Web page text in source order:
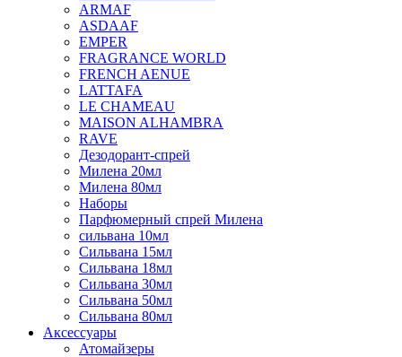
ARMAF
ASDAAF
EMPER
FRAGRANCE WORLD
FRENCH AENUE
LATTAFA
LE CHAMEAU
MAISON ALHAMBRA
RAVE
Дезодорант-спрей
Милена 20мл
Милена 80мл
Наборы
Парфюмерный спрей Милена
сильвана 10мл
Сильвана 15мл
Сильвана 18мл
Сильвана 30мл
Сильвана 50мл
Сильвана 80мл
Аксессуары
Атомайзеры